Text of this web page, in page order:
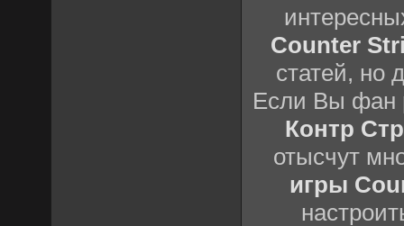
Counter
статей, но
Если Вы фан
Контр
отысчут
игры